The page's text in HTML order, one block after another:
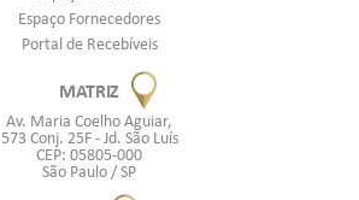
Espaço Fornecedores
Portal de Recebíveis
MATRIZ
Av. Maria Coelho Aguiar,
573 Conj. 25F - Jd. São Luís
CEP: 05805-000
São Paulo / SP